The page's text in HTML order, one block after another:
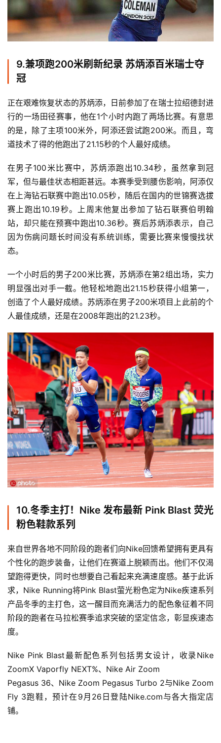
9.兼项跑200米刷新纪录 苏炳添百米瑞士夺
冠
正在艰难恢复状态的苏炳添，日前参加了在瑞士拉绍德封进
行的一场田径赛事，他在1个小时内跑了两场比赛。有意思
的是，除了主项100米外，阿添还尝试跑200米。而且，弯
道技术了得的他跑出了21.15秒的个人最好成绩。
在男子100米比赛中，苏炳添跑出10.34秒，虽然拿到冠
军，但与最佳状态相距甚远。本赛季受到腰伤影响，阿添仅
在上海钻石联赛中跑出10.05秒，随后在国内的世锦赛选拔
赛上跑出10.19秒。上周末他复出参加了钻石联赛伯明翰
站，却只能在预赛中跑出10.36秒。赛后苏炳添表示，自己
因为伤病问题长时间没有系统训练，需要比赛来慢慢找状
态。
一个小时后的男子200米比赛，苏炳添在第2组出场，实力
明显强出对手一截。他轻松地跑出21.15秒获得小组第一，
创造了个人最好成绩。苏炳添在男子200米项目上此前的个
人最佳成绩，还是在2008年跑出的21.23秒。
10.冬季主打！Nike 发布最新 Pink Blast 荧光
粉色鞋款系列
来自世界各地不同阶段的跑者们向Nike回馈希望拥有更具有
个性化的跑步装备，让他们在赛道上脱颖而出。他们不仅渴
望跑得更快，同时也想要自己看起来充满速度感。基于此诉
求，Nike Running将Pink Blast萤光粉色定为Nike疾速系列
产品冬季的主打色，这一醒目而充满活力的配色象征着不同
阶段的跑者在马拉松赛季追求突破的坚定信念，彰显疾速态
度。
Nike Pink Blast最新配色系列包括男女设计，收录Nike
ZoomX Vaporfly NEXT%、Nike Air Zoom
Pegasus 36、Nike Zoom Pegasus Turbo 2与Nike Zoom
Fly 3跑鞋，预计在9月26日登陆Nike.com与各大指定店
铺。